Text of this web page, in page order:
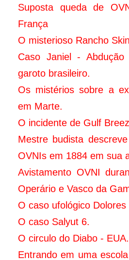
Suposta queda de
França
O misterioso Rancho
Caso Janiel -
garoto brasileiro.
Os mistérios sobre a
em Marte.
O incidente de Gulf
Mestre budista
OVNIs em 1884 em sua
Avistamento OVNI
Operário e Vasco da
O caso ufológico Dolores
O caso Salyut 6.
O circulo do Diabo - EUA.
Entrando em uma